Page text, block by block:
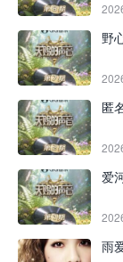
野
匿
爱
雨